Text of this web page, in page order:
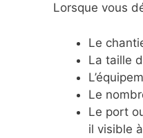
Lorsque vous
Le
La taille
Le
Le port
il visible